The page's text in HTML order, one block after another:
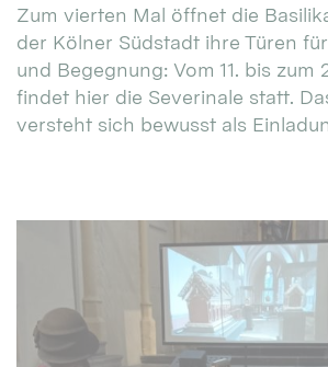
Zum vierten Mal öffnet die
der Kölner Südstadt ihre Türen
und Begegnung: Vom 11. bis zum
findet hier die Severinale statt.
versteht sich bewusst als